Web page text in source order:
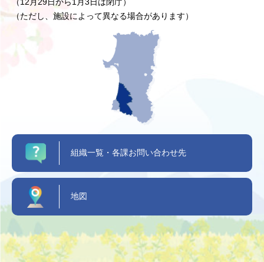
（12月29日から1月3日は閉庁）
（ただし、施設によって異なる場合があります）
組織一覧・各課お問い合わせ先
地図